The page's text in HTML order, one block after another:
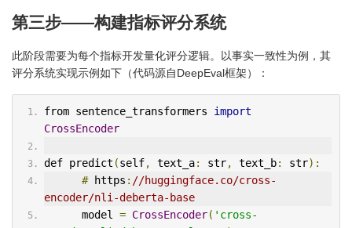
第三步——构建指标评分系统
此阶段需要为每个指标开发量化评分逻辑。以事实一致性为例，其
评分系统实现示例如下（代码源自DeepEval框架）：
from sentence_transformers import
CrossEncoder
def predict (self, text_a: str, text_b: str):
# https : //huggingface.co/cross-
encoder/nli-deberta-base
      model
= CrossEncoder( 'cross-